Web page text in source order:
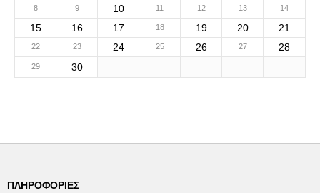
8 9 10 11 12 13 14
15 16 17 18 19 20 21
22 23 24 25 26 27 28
29 30
ΠΛΗΡΟΦΟΡΊΕΣ